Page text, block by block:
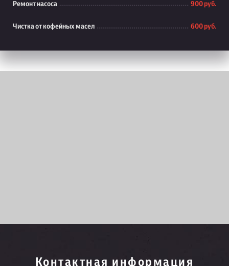
Ремонт насоса 900 руб.
Чистка от кофейных масел 600 руб.
Контактная информация